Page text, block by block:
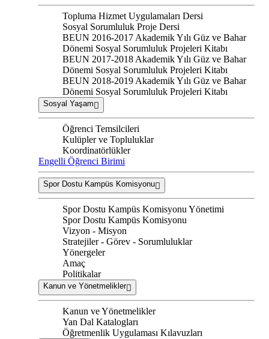
Topluma Hizmet Uygulamaları Dersi
Sosyal Sorumluluk Proje Dersi
BEUN 2016-2017 Akademik Yılı Güz ve Bahar
Dönemi Sosyal Sorumluluk Projeleri Kitabı
BEUN 2017-2018 Akademik Yılı Güz ve Bahar
Dönemi Sosyal Sorumluluk Projeleri Kitabı
BEUN 2018-2019 Akademik Yılı Güz ve Bahar
Dönemi Sosyal Sorumluluk Projeleri Kitabı
Sosyal Yaşam
Öğrenci Temsilcileri
Kulüpler ve Topluluklar
Koordinatörlükler
Engelli Öğrenci Birimi
Spor Dostu Kampüs Komisyonu
Spor Dostu Kampüs Komisyonu Yönetimi
Spor Dostu Kampüs Komisyonu
Vizyon - Misyon
Stratejiler - Görev - Sorumluluklar
Yönergeler
Amaç
Politikalar
Kanun ve Yönetmelikler
Kanun ve Yönetmelikler
Yan Dal Katalogları
Öğretmenlik Uygulaması Kılavuzları